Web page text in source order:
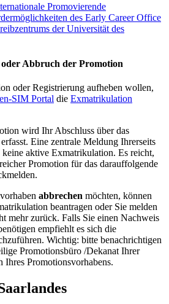
Promovierende
des Early Career Office
der Universität des
Abbruch der Promotion
oder Registrierung aufheben wollen,
SIM Portal die Exmatrikulation
wird Ihr Abschluss über das
Eine zentrale Meldung Ihrerseits
aktive Exmatrikulation. Es reicht,
Promotion für das darauffolgende
abbrechen möchten, können
beantragen oder Sie melden
mehr zurück. Falls Sie einen Nachweis
empfiehlt es sich die
Wichtig: bitte benachrichtigen
Promotionsbüro /Dekanat Ihrer
Ihres Promotionsvorhabens.